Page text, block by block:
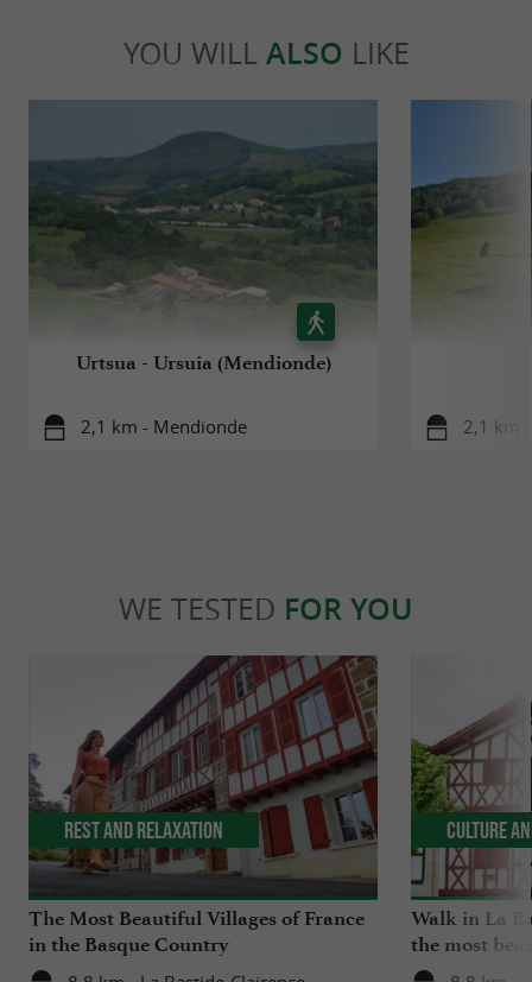
YOU WILL ALSO LIKE
Urtsua - Ursuia (Mendionde)
2,1 km - Mendionde 2,1 km
WE TESTED FOR YOU
The Most Beautiful Villages of France
in the Basque Country
Rest and relaxation
Walk in La
the most
Culture